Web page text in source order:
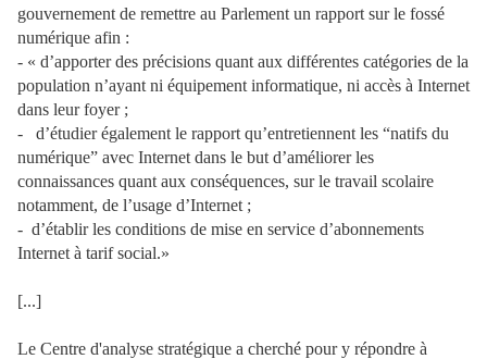
gouvernement de remettre au Parlement un rapport sur le fossé
numérique afin :
- « d’apporter des précisions quant aux différentes catégories de la
population n’ayant ni équipement informatique, ni accès à Internet
dans leur foyer ;
- d’étudier également le rapport qu’entretiennent les “natifs du
numérique” avec Internet dans le but d’améliorer les
connaissances quant aux conséquences, sur le travail scolaire
notamment, de l’usage d’Internet ;
- d’établir les conditions de mise en service d’abonnements
Internet à tarif social.»
[...]
Le Centre d'analyse stratégique a cherché pour y répondre à